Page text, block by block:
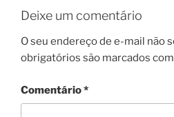
Deixe um comentário
O seu endereço de e-mail não
obrigatórios são marcados com
Comentário*